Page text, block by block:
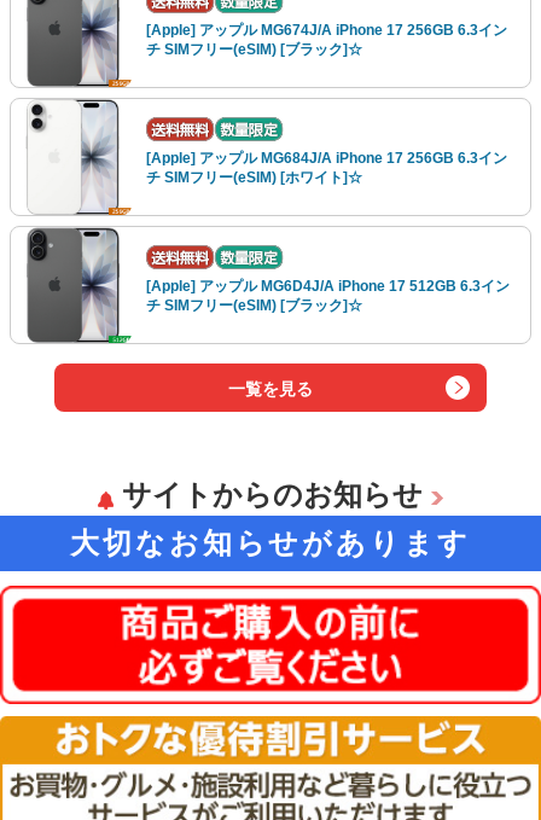
[Apple] アップル MG674J/A iPhone 17 256GB 6.3イン
チ SIMフリー(eSIM) [ブラック]☆
[Apple] アップル MG684J/A iPhone 17 256GB 6.3イン
チ SIMフリー(eSIM) [ホワイト]☆
[Apple] アップル MG6D4J/A iPhone 17 512GB 6.3イン
チ SIMフリー(eSIM) [ブラック]☆
一覧を見る
サイトからのお知らせ
大切なお知らせがあります